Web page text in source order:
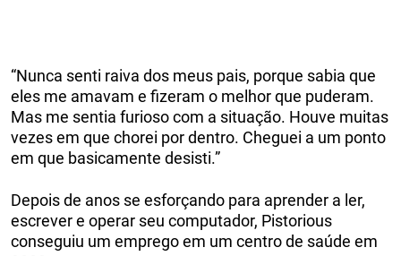
“Nunca senti raiva dos meus pais, porque sabia que
eles me amavam e fizeram o melhor que puderam.
Mas me sentia furioso com a situação. Houve muitas
vezes em que chorei por dentro. Cheguei a um ponto
em que basicamente desisti.”
Depois de anos se esforçando para aprender a ler,
escrever e operar seu computador, Pistorious
conseguiu um emprego em um centro de saúde em